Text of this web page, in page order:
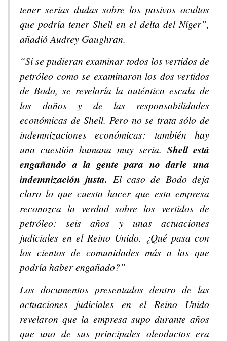
tener serias dudas sobre los pasivos ocultos
que podría tener Shell en el delta del Níger”,
añadió Audrey Gaughran.
“Si se pudieran examinar todos los vertidos de
petróleo como se examinaron los dos vertidos
de Bodo, se revelaría la auténtica escala de
los daños y de las responsabilidades
económicas de Shell. Pero no se trata sólo de
indemnizaciones económicas: también hay
una cuestión humana muy seria. Shell está
engañando a la gente para no darle una
indemnización justa. El caso de Bodo deja
claro lo que cuesta hacer que esta empresa
reconozca la verdad sobre los vertidos de
petróleo: seis años y unas actuaciones
judiciales en el Reino Unido. ¿Qué pasa con
los cientos de comunidades más a las que
podría haber engañado?”
Los documentos presentados dentro de las
actuaciones judiciales en el Reino Unido
revelaron que la empresa supo durante años
que uno de sus principales oleoductos era